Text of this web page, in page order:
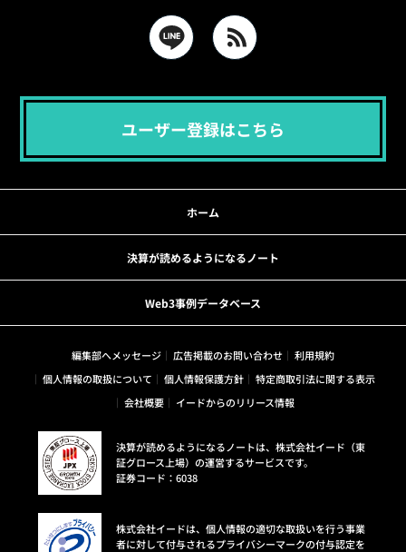
ユーザー登録はこちら
ホーム
決算が読めるようになるノート
Web3事例データベース
編集部へメッセージ 広告掲載のお問い合わせ
利用規約
個人情報の取扱について
個人情報保護方針
特定商取引法に関する表示
会社概要
イードからのリリース情報
決算が読めるようになるノートは、株式会社イード（東
証グロース上場）の運営するサービスです。
証券コード：6038
株式会社イードは、個人情報の適切な取扱いを行う事業
者に対して付与されるプライバシーマークの付与認定を